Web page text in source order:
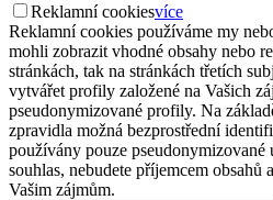
Reklamní cookiesvíce
Reklamní cookies používáme my
mohli zobrazit vhodné obsahy nebo
stránkách, tak na stránkách třetích
vytvářet profily založené na Vašich
pseudonymizované profily. Na
zpravidla možná bezprostřední
používány pouze pseudonymizované
souhlas, nebudete příjemcem obsahů
Vašim zájmům.